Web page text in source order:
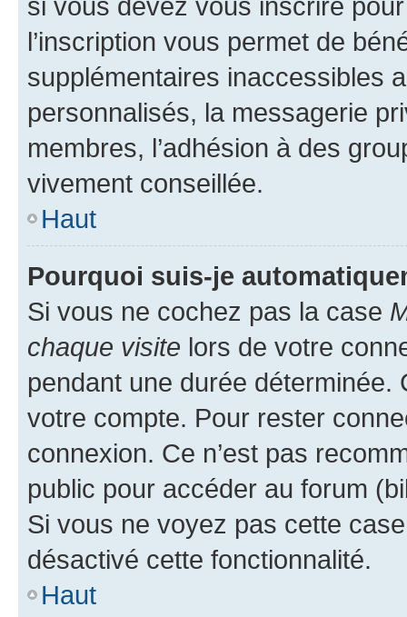
l’inscription vous permet de
supplémentaires inaccessibles
personnalisés, la messagerie
membres, l’adhésion à des
vivement conseillée.
Haut
Pourquoi suis-je
Si vous ne cochez pas la case
chaque visite lors de votre
pendant une durée déterminée.
votre compte. Pour rester
connexion. Ce n’est pas
public pour accéder au forum
Si vous ne voyez pas cette
désactivé cette fonctionnalité.
Haut